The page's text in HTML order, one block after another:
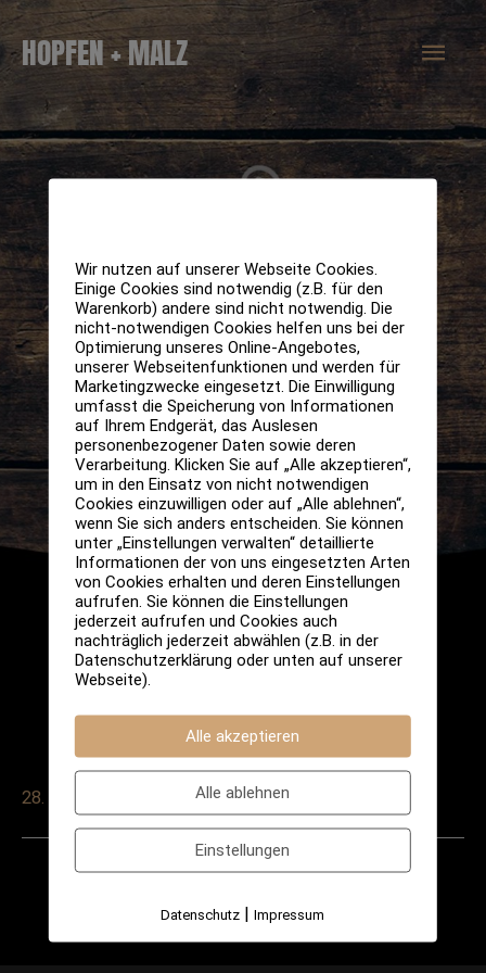
Zum
Inhalt
springen
HOPFEN + MALZ
28. November 2024
Veranstaltung
Veranstaltung
Wir nutzen auf unserer Webseite Cookies.
Einige Cookies sind notwendig (z.B. für den
Warenkorb) andere sind nicht notwendig. Die
nicht-notwendigen Cookies helfen uns bei der
Optimierung unseres Online-Angebotes,
unserer Webseitenfunktionen und werden für
Marketingzwecke eingesetzt. Die Einwilligung
umfasst die Speicherung von Informationen
auf Ihrem Endgerät, das Auslesen
personenbezogener Daten sowie deren
Verarbeitung. Klicken Sie auf „Alle akzeptieren“,
um in den Einsatz von nicht notwendigen
Cookies einzuwilligen oder auf „Alle ablehnen“,
wenn Sie sich anders entscheiden. Sie können
unter „Einstellungen verwalten“ detaillierte
Informationen der von uns eingesetzten Arten
von Cookies erhalten und deren Einstellungen
aufrufen. Sie können die Einstellungen
jederzeit aufrufen und Cookies auch
nachträglich jederzeit abwählen (z.B. in der
Datenschutzerklärung oder unten auf unserer
Webseite).
Alle akzeptieren
Alle ablehnen
Einstellungen
Datenschutz |Impressum